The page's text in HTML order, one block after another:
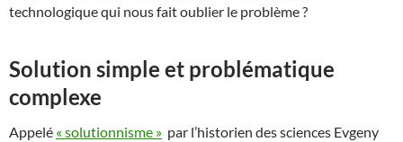
technologique qui nous fait oublier le problème ?
Solution simple et problématique
complexe
Appelé « solutionnisme » par l’historien des sciences Evgeny